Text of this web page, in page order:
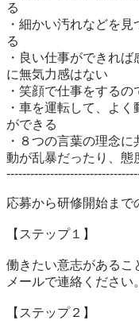
る
・細かい汚れなどを
る
・良い仕事ができれ
に無気力感はない
・笑顔で仕事をする
・車を運転して、よ
ができる
・８つの言葉の理念
動が乱暴だったり、態
応募から研修開始まで
【ステップ１】
働きたい意志があるこ
メールで連絡ください。
【ステップ２】